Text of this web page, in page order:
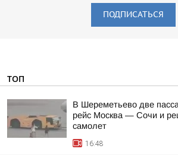
ПОДПИСАТЬСЯ
ТОП
В Шереметьево две
рейс Москва — Сочи и
самолет
16:48